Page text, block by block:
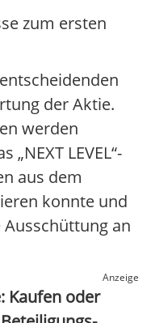
zum ersten
der Aktie.
werden
LEVEL“-
aus dem
konnte und
an
Anzeige
Kaufen oder